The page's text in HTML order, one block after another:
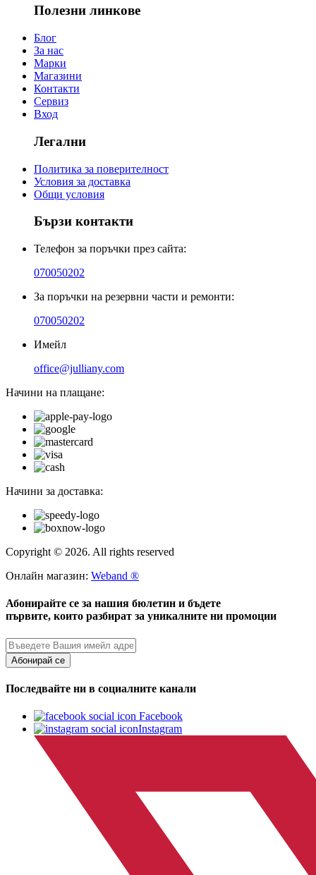
Полезни линкове
Блог
За нас
Марки
Магазини
Контакти
Сервиз
Вход
Легални
Политика за поверителност
Условия за доставка
Общи условия
Бързи контакти
Телефон за поръчки през сайта:
070050202
За поръчки на резервни части и ремонти:
070050202
Имейл
office@julliany.com
Начини на плащане:
Начини за доставка:
Copyright © 2026. All rights reserved
Онлайн магазин: Weband ®
Абонирайте се за нашия бюлетин и бъдете
първите, които разбират за уникалните ни промоции
Абонирай се
Последвайте ни в социалните канали
Facebook
Instagram